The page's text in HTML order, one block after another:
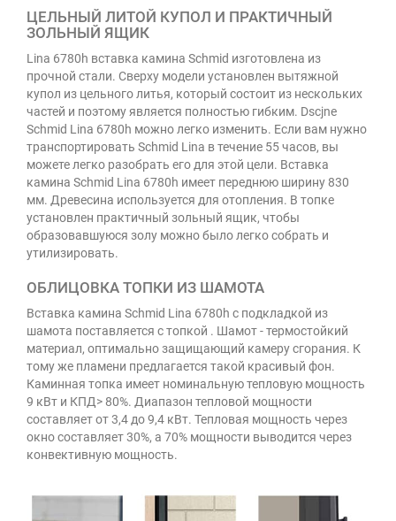
ЦЕЛЬНЫЙ ЛИТОЙ КУПОЛ И ПРАКТИЧНЫЙ
ЗОЛЬНЫЙ ЯЩИК
Lina 6780h вставка камина Schmid изготовлена из
прочной стали. Сверху модели установлен вытяжной
купол из цельного литья, который состоит из нескольких
частей и поэтому является полностью гибким. Dscjne
Schmid Lina 6780h можно легко изменить. Если вам нужно
транспортировать Schmid Lina в течение 55 часов, вы
можете легко разобрать его для этой цели. Вставка
камина Schmid Lina 6780h имеет переднюю ширину 830
мм. Древесина используется для отопления. В топке
установлен практичный зольный ящик, чтобы
образовавшуюся золу можно было легко собрать и
утилизировать.
ОБЛИЦОВКА ТОПКИ ИЗ ШАМОТА
Вставка камина Schmid Lina 6780h с подкладкой из
шамота поставляется с топкой . Шамот - термостойкий
материал, оптимально защищающий камеру сгорания. К
тому же пламени предлагается такой красивый фон.
Каминная топка имеет номинальную тепловую мощность
9 кВт и КПД> 80%. Диапазон тепловой мощности
составляет от 3,4 до 9,4 кВт. Тепловая мощность через
окно составляет 30%, а 70% мощности выводится через
конвективную мощность.